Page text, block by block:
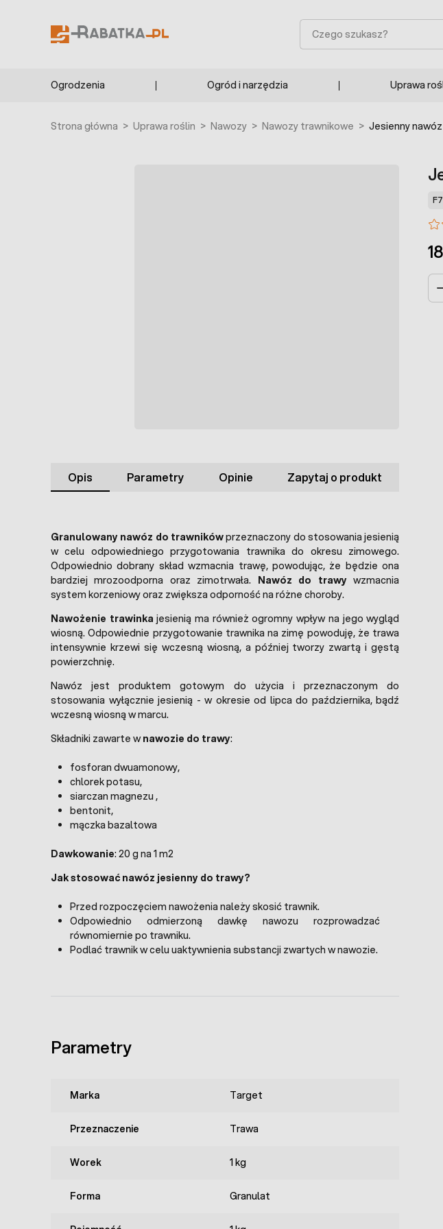
Szukaj
Ogrodzenia Ogród i narzędzia Uprawa
Strona główna > Uprawa roślin > Nawozy > Nawozy trawnikowe > Jesienny
Opis Parametry Opinie Zapytaj o produkt
Granulowany nawóz do trawnikówprzeznaczony do stosowania jesienią
w celu odpowiedniego przygotowania trawnika do okresu zimowego.
Odpowiednio dobrany skład wzmacnia trawę, powodując, że będzie ona
bardziej mrozoodporna oraz zimotrwała. Nawóz do trawywzmacnia
system korzeniowy oraz zwiększa odporność na różne choroby.
Nawożenie trawinka jesienią ma również ogromny wpływ na jego wygląd
wiosną. Odpowiednie przygotowanie trawnika na zimę powoduję, że trawa
intensywnie krzewi się wczesną wiosną, a później tworzy zwartą i gęstą
powierzchnię.
Nawóz jest produktem gotowym do użycia i przeznaczonym do
stosowania wyłącznie jesienią - w okresie od lipca do października, bądź
wczesną wiosną w marcu.
Składniki zawarte wnawozie do trawy:
fosforan dwuamonowy,
chlorek potasu,
siarczan magnezu ,
bentonit,
mączka bazaltowa
Dawkowanie: 20 g na 1 m2
Jak stosować nawóz jesienny do trawy?
Przed rozpoczęciem nawożenia należy skosić trawnik.
Odpowiednio odmierzoną dawkę nawozu rozprowadzać
równomiernie po trawniku.
Podlać trawnik w celu uaktywnienia substancji zwartych w nawozie.
Parametry
Marka Target
Przeznaczenie Trawa
Worek 1 kg
Forma Granulat